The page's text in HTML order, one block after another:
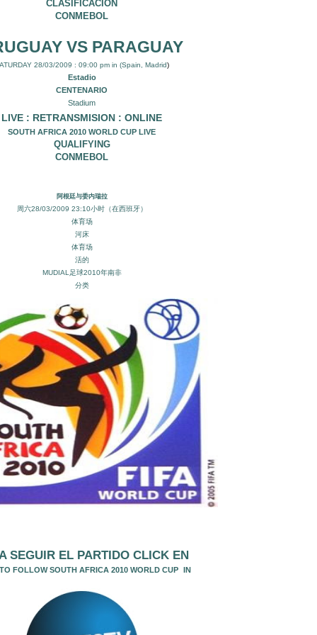
CLASIFICACION
CONMEBOL
VS PARAGUAY
28/03/2009 : 09:00 pm in (Spain, Madrid)
Estadio
CENTENARIO
Stadium
LIVE : RETRANSMISION : ONLINE
SOUTH AFRICA 2010 WORLD CUP LIVE
QUALIFYING
CONMEBOL
阿根廷与委内瑞拉
周六28/03/2009 23:10小时（在西班牙）
体育场
河床
体育场
活的
MUDIAL足球2010年南非
分类
SEGUIR EL PARTIDO CLICK EN
FOLLOW SOUTH AFRICA 2010 WORLD CUP IN